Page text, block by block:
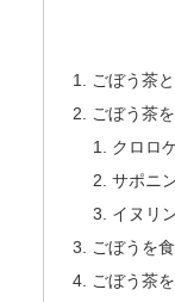
ごぼう茶
ごぼう茶
クロロ
サポニ
イヌリ
ごぼうを
ごぼう茶